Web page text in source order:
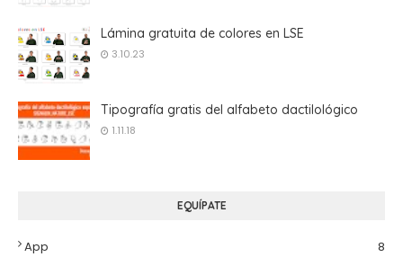
Lámina gratuita de colores en LSE
3.10.23
Tipografía gratis del alfabeto dactilológico
1.11.18
EQUÍPATE
App
8